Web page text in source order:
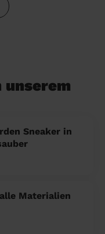
unserem
Sneaker in
Materialien